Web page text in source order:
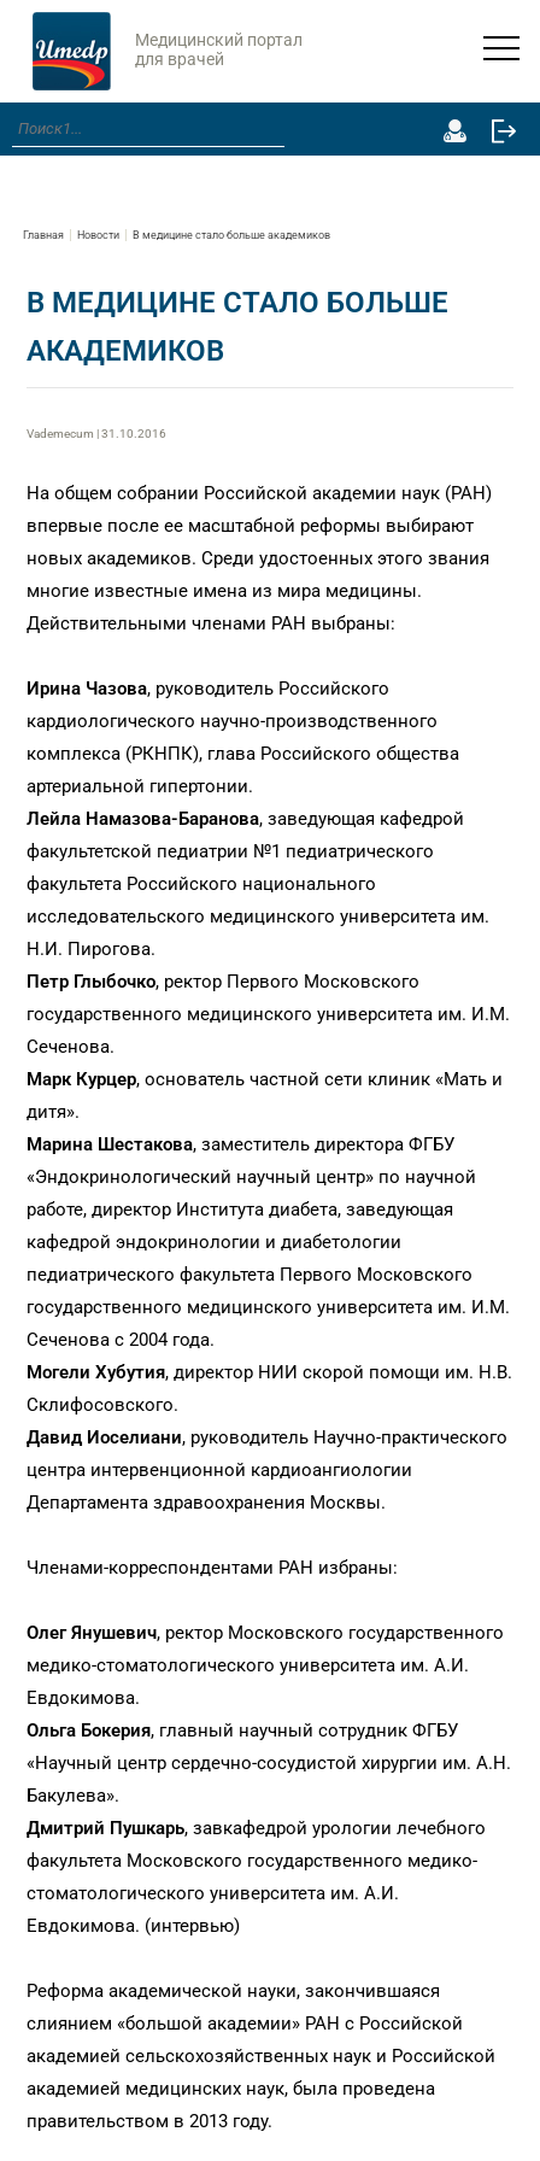
Медицинский портал
для врачей
Главная Новости В медицине стало больше академиков
В МЕДИЦИНЕ СТАЛО БОЛЬШЕ
АКАДЕМИКОВ
Vademecum | 31.10.2016
На общем собрании Российской академии наук (РАН)
впервые после ее масштабной реформы выбирают
новых академиков. Среди удостоенных этого звания
многие известные имена из мира медицины.
Действительными членами РАН выбраны:
Ирина Чазова, руководитель Российского
кардиологического научно-производственного
комплекса (РКНПК), глава Российского общества
артериальной гипертонии.
Лейла Намазова-Баранова, заведующая кафедрой
факультетской педиатрии №1 педиатрического
факультета Российского национального
исследовательского медицинского университета им.
Н.И. Пирогова.
Петр Глыбочко, ректор Первого Московского
государственного медицинского университета им. И.М.
Сеченова.
Марк Курцер, основатель частной сети клиник «Мать и
дитя».
Марина Шестакова, заместитель директора ФГБУ
«Эндокринологический научный центр» по научной
работе, директор Института диабета, заведующая
кафедрой эндокринологии и диабетологии
педиатрического факультета Первого Московского
государственного медицинского университета им. И.М.
Сеченова с 2004 года.
Могели Хубутия, директор НИИ скорой помощи им. Н.В.
Склифосовского.
Давид Иоселиани, руководитель Научно‑практического
центра интервенционной кардиоангиологии
Департамента здравоохранения Москвы.
Членами-корреспондентами РАН избраны:
Олег Янушевич, ректор Московского государственного
медико-стоматологического университета им. А.И.
Евдокимова.
Ольга Бокерия, главный научный сотрудник ФГБУ
«Научный центр сердечно-сосудистой хирургии им. А.Н.
Бакулева».
Дмитрий Пушкарь, завкафедрой урологии лечебного
факультета Московского государственного медико-
стоматологического университета им. А.И.
Евдокимова. (интервью)
Реформа академической науки, закончившаяся
слиянием «большой академии» РАН с Российской
академией сельскохозяйственных наук и Российской
академией медицинских наук, была проведена
правительством в 2013 году.